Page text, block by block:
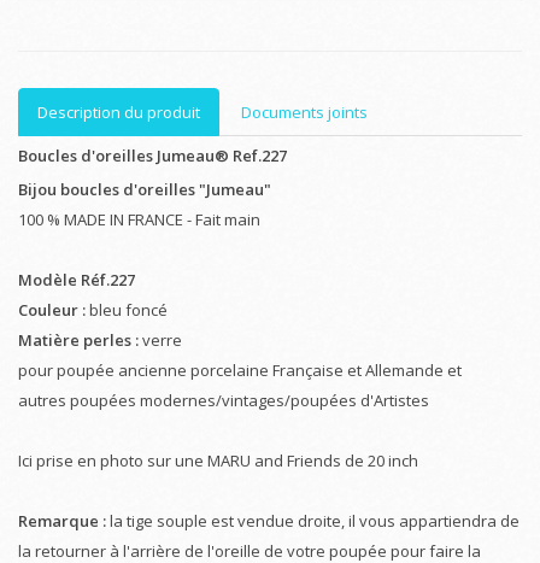
Description du produit
Documents joints
Boucles d'oreilles Jumeau® Ref.227
Bijou boucles d'oreilles "Jumeau"
100 % MADE IN FRANCE - Fait main
Modèle Réf.227
Couleur :bleu foncé
Matière perles :verre
pour poupée ancienne porcelaine Française et Allemande et
autres poupées modernes/vintages/poupées d'Artistes
Ici prise en photo sur une MARU and Friends de 20 inch
Remarque :la tige souple est vendue droite, il vous appartiendra de
la retourner à l'arrière de l'oreille de votre poupée pour faire la